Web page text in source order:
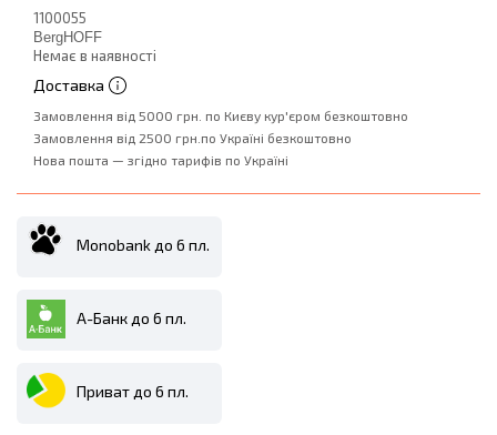
1100055
BergHOFF
Немає в наявності
Доставка
Замовлення від 5000 грн. по Києву кур'єром безкоштовно
Замовлення від 2500 грн.по Україні безкоштовно
Нова пошта — згідно тарифів по Україні
Monobank до 6 пл.
А-Банк до 6 пл.
Приват до 6 пл.